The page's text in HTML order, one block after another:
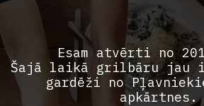
Esam atvērti no
Šajā laikā grilbāru
gardēži no
apkārtnes.